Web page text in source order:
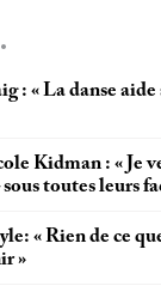
: « La danse
Kidman : « Je
sous toutes leurs
« Rien de ce
»